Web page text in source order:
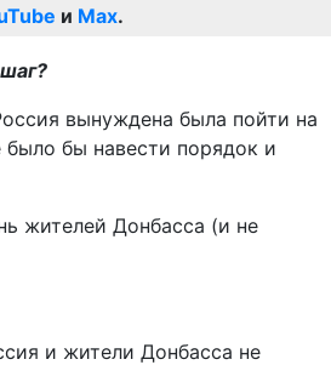
и Max.
вынуждена была пойти на
бы навести порядок и
жителей Донбасса (и не
и жители Донбасса не